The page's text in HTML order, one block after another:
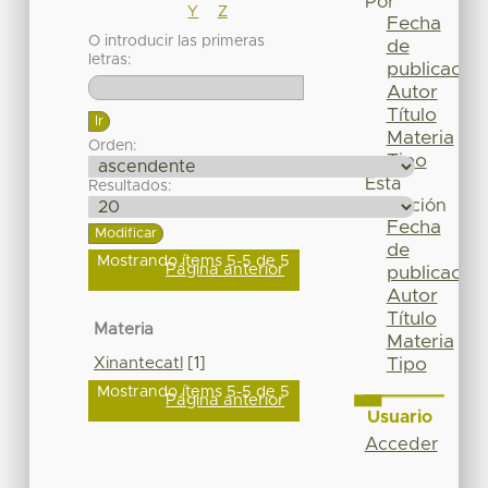
Y
Z
O introducir las primeras
letras:
Orden:
Resultados:
Mostrando ítems 5-5 de 5
Página anterior
Materia
Xinantecatl [1]
Mostrando ítems 5-5 de 5
Página anterior
Fecha
de
publicación
Autor
Título
Materia
Tipo
Esta
colección
Fecha
de
publicación
Autor
Título
Materia
Tipo
Usuario
Acceder